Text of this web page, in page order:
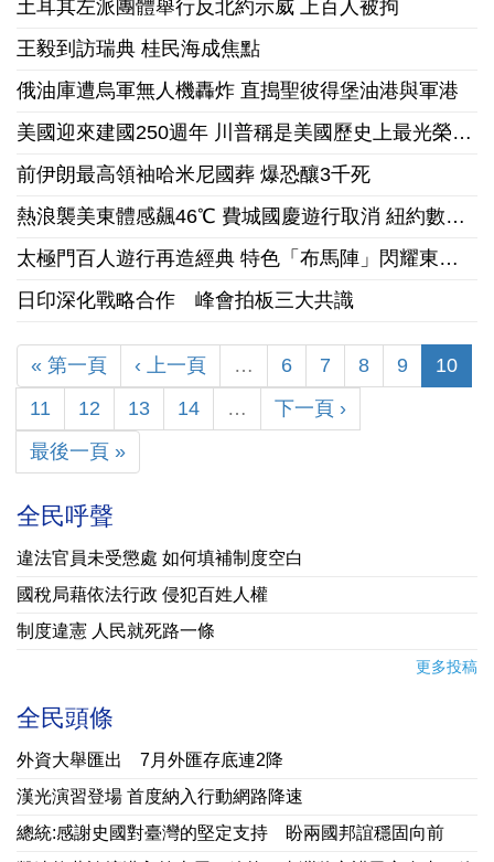
土耳其左派團體舉行反北約示威 上百人被拘
王毅到訪瑞典 桂民海成焦點
俄油庫遭烏軍無人機轟炸 直搗聖彼得堡油港與軍港
美國迎來建國250週年 川普稱是美國歷史上最光榮的時刻
前伊朗最高領袖哈米尼國葬 爆恐釀3千死
熱浪襲美東體感飆46℃ 費城國慶遊行取消 紐約數千戶停電
太極門百人遊行再造經典 特色「布馬陣」閃耀東約克加拿大國慶
日印深化戰略合作 峰會拍板三大共識
« 第一頁 ‹ 上一頁 … 6 7 8 9
10
11
12 13 14 …
下一頁 ›
最後一頁 »
全民呼聲
違法官員未受懲處 如何填補制度空白
國稅局藉依法行政 侵犯百姓人權
制度違憲 人民就死路一條
更多投稿
全民頭條
外資大舉匯出 7月外匯存底連2降
漢光演習登場 首度納入行動網路降速
總統:感謝史國對臺灣的堅定支持 盼兩國邦誼穩固向前